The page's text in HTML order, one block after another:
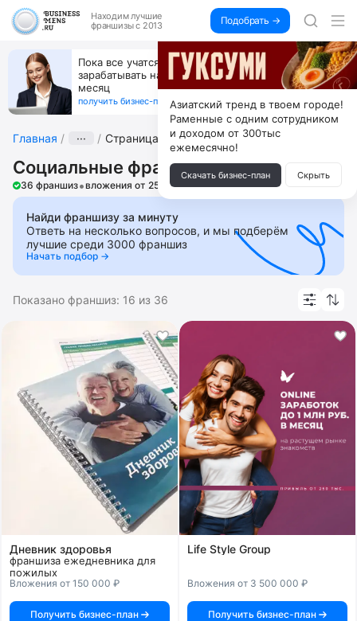
Находим лучшие
франшизы с 2013
Подобрать →
Пока все учатся пользоваться ИИ, вы можете
зарабатывать на их обучении по 500 тыс. каждый
месяц
получить бизнес-план ↓
Главная ··· Страница 2
Социальные франшизы
36 франшиз•вложения от 25 000 ₽
Найди франшизу за минуту
Ответь на несколько вопросов, и мы подберём
лучшие среди 3000 франшиз
Начать подбор →
Показано франшиз: 16 из 36
Дневник здоровья
франшиза ежедневника для
пожилых
Вложения от 150 000 ₽
Получить бизнес-план
Life Style Group
Вложения от 3 500 000 ₽
Получить бизнес-план
Азиатский тренд в твоем городе!
Раменные с одним сотрудником
и доходом от 300тыс
ежемесячно!
Скачать бизнес-план Скрыть